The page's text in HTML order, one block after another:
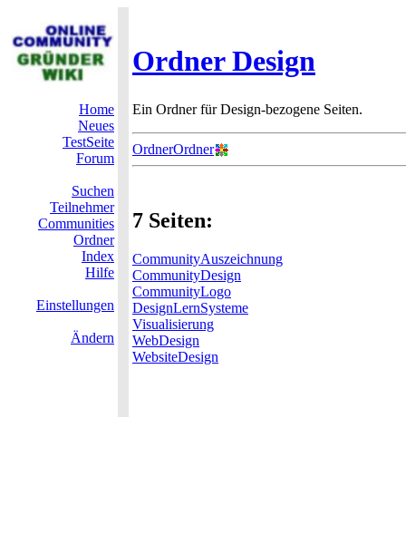
Ordner Design
Home
Neues
TestSeite
Forum
Suchen
Teilnehmer
Communities
Ordner
Index
Hilfe
Einstellungen
Ändern
Ein Ordner für Design-bezogene Seiten.
OrdnerOrdner
7 Seiten:
CommunityAuszeichnung
CommunityDesign
CommunityLogo
DesignLernSysteme
Visualisierung
WebDesign
WebsiteDesign